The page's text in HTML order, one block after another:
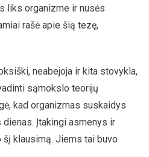
liks organizme ir nusės
rašė apie šią tezę,
neabejoja ir kita stovykla,
sąmokslo teorijų
kad organizmas suskaidys
Įtakingi asmenys ir
klausimą. Jiems tai buvo